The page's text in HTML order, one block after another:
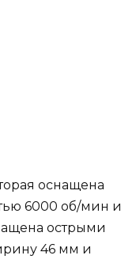
оснащена
6000 об/мин и
острыми
46 мм и